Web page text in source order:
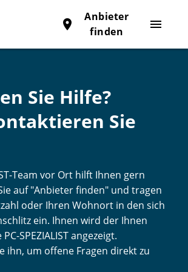
menu
place
Anbieter
finden
Sie Hilfe?
Sie
Team vor Ort hilft Ihnen gern
auf "Anbieter finden" und tragen
oder Ihren Wohnort in den sich
ein. Ihnen wird der Ihnen
SPEZIALIST angezeigt.
ihn, um offene Fragen direkt zu